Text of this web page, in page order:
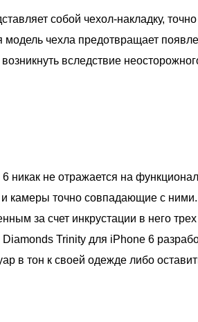
собой чехол-накладку,
чехла предотвращает
вследствие
никак не отражается на
камеры точно совпадающие с
за счет инкрустации в него
Trinity для iPhone 6
в тон к своей одежде либо